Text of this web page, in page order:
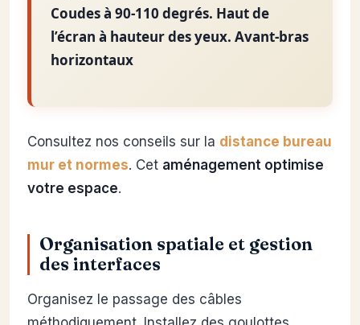
Coudes à 90-110 degrés. Haut de
l’écran à hauteur des yeux. Avant-bras
horizontaux
Consultez nos conseils sur la distance bureau
mur et normes. Cet aménagement optimise
votre espace.
Organisation spatiale et gestion
des interfaces
Organisez le passage des câbles